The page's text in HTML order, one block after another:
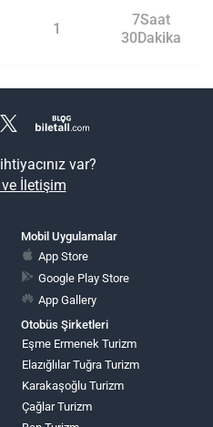
1
7Saat
30Dakika
var?
ve İletişim
Mobil Uygulamalar
App Store
Google Play Store
App Gallery
Otobüs Şirketleri
Eşme Ermenek Turizm
Elazığlılar Tuğra Turizm
Karakaşoğlu Turizm
Çağlar Turizm